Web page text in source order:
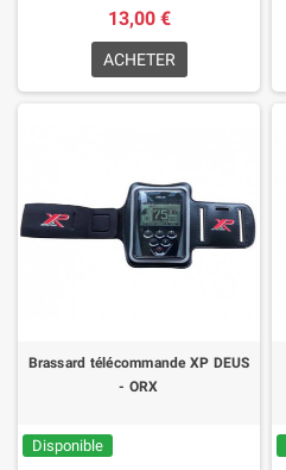
13,00 €
ACHETER
Brassard télécommande XP DEUS
- ORX
Disponible